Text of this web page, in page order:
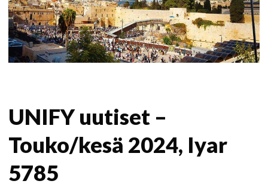
UNIFY uutiset –
Touko/kesä 2024, Iyar
5785